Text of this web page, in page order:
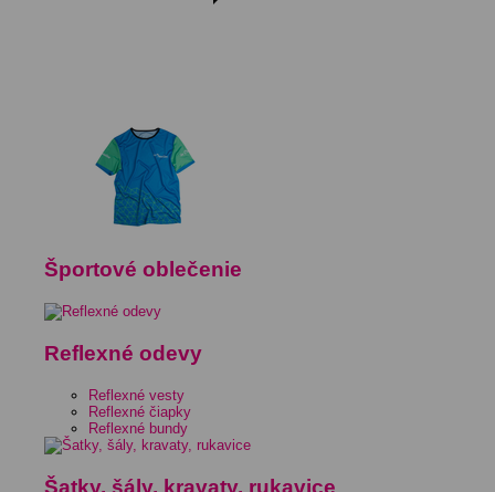
Športové oblečenie
Reflexné odevy
Reflexné vesty
Reflexné čiapky
Reflexné bundy
Šatky, šály, kravaty, rukavice